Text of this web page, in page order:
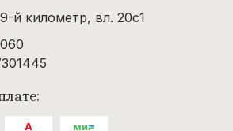
й километр, вл. 20с1